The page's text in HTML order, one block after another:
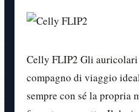
Celly FLIP2 Gli auricolari
compagno di viaggio
sempre con sé la propria